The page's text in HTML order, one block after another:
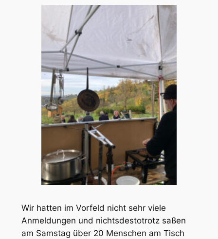
Wir hatten im Vorfeld nicht sehr viele
Anmeldungen und nichtsdestotrotz saßen
am Samstag über 20 Menschen am Tisch